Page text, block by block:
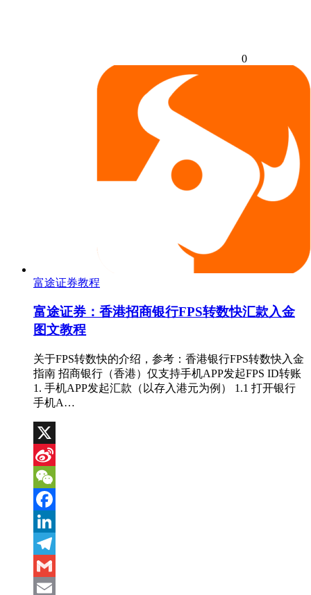
0
富途证券教程
富途证券：香港招商银行FPS转数快汇款入金
图文教程
关于FPS转数快的介绍，参考：香港银行FPS转数快入金
指南 招商银行（香港）仅支持手机APP发起FPS ID转账
1. 手机APP发起汇款（以存入港元为例） 1.1 打开银行
手机A…
X
Sina
Weibo
WeChat
Facebook
LinkedIn
Telegram
Gmail